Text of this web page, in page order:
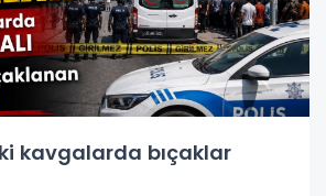
kavgalarda bıçaklar